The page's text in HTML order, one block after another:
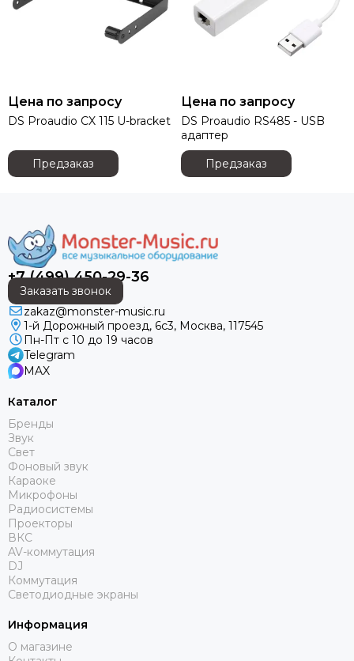
QSC
Rockdale
ROCKET
Seetronic
SENNHEISER
Shure
SILVER STAR
SMOKE FACTORY
Solton
SoundCraft
STAGE4
StageLighting
Studiomaster
S-Track
TASCAM
TC electronic
Televic
Tempo
TESIRA (Biamp)
Turbosound
Van den Hul
Vivitek
VOLTA
Yamaha
YESTECH
Atom Akustik
Цена по запросу
DS Proaudio CX 115 U-bracket
Предзаказ
Цена по запросу
DS Proaudio RS485 - USB
адаптер
Предзаказ
+7 (499) 450-29-36
Заказать звонок
zakaz@monster-music.ru
1-й Дорожный проезд, 6с3, Москва, 117545
Пн-Пт с 10 до 19 часов
Telegram
MAX
Каталог
Бренды
Звук
Свет
Фоновый звук
Караоке
Микрофоны
Радиосистемы
Проекторы
ВКС
AV-коммутация
DJ
Коммутация
Светодиодные экраны
Информация
О магазине